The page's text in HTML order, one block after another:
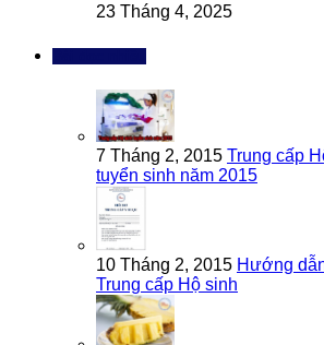
23 Tháng 4, 2025
7 Tháng 2, 2015 Trung cấp
tuyển sinh năm 2015
10 Tháng 2, 2015 Hướng
Trung cấp Hộ sinh